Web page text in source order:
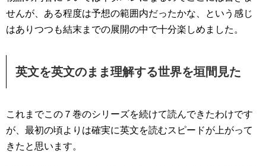
せんが、ある程度は予想の範囲内だったかな、という感じ
はありつつも結末までの展開の中で十分楽しめました。
英文を英文のまま理解する世界を垣間見た
これまでこの７巻のシリーズを続けて読んできたわけです
が、最初の頃よりは確実に英文を読むスピードが上がって
きたと思います。